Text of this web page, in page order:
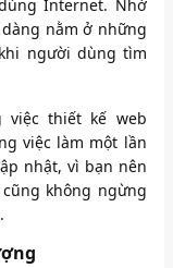
Internet. Nhờ
nằm ở những
người dùng tìm
việc thiết kế web
việc làm một lần
nhật, vì bạn nên
không ngừng